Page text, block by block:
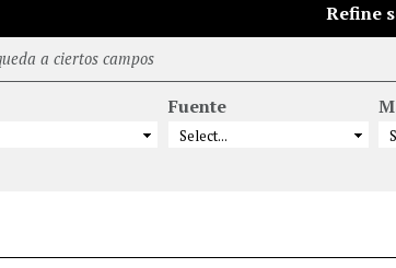
Refine
a ciertos campos
Fuente